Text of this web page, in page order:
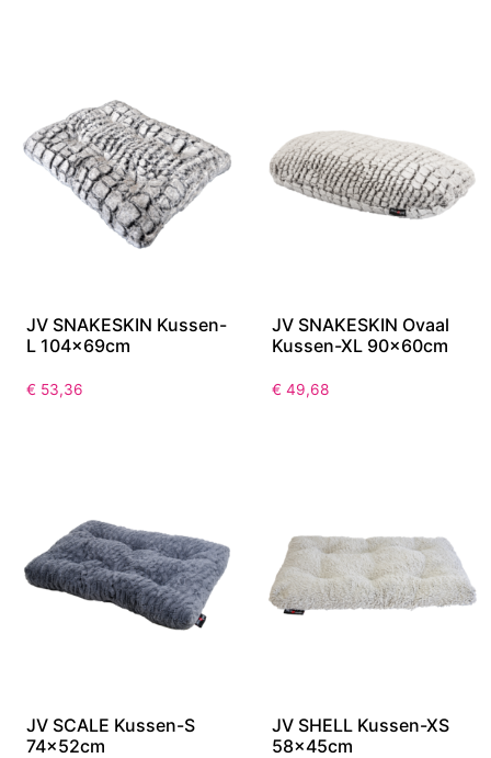
JV SNAKESKIN Kussen-
L 104x69cm
€ 53,36
JV SNAKESKIN Ovaal
Kussen-XL 90x60cm
€ 49,68
JV SCALE Kussen-S
74x52cm
JV SHELL Kussen-XS
58x45cm